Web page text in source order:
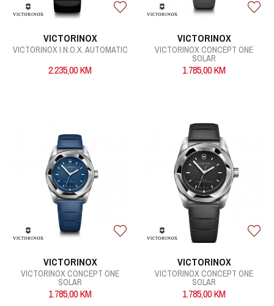
VICTORINOX
VICTORINOX I.N.O.X. AUTOMATIC
2.235,00KM
VICTORINOX
VICTORINOX CONCEPT ONE
SOLAR
1.785,00KM
VICTORINOX
VICTORINOX CONCEPT ONE
SOLAR
1.785,00KM
VICTORINOX
VICTORINOX CONCEPT ONE
SOLAR
1.785,00KM